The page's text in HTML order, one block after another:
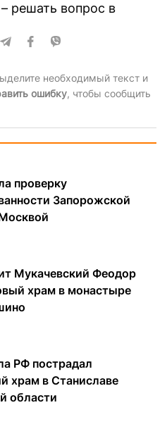
решать вопрос в
необходимый текст и
ошибку, чтобы сообщить
проверку
Запорожской
Мукачевский Феодор
храм в монастыре
РФ пострадал
храм в Станиславе
области